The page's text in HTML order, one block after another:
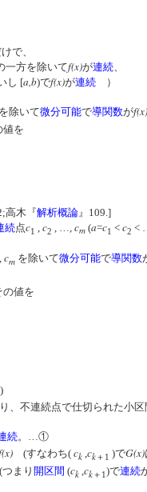
で、
一方を除いてf(x)が連続
し [a,b)でf(x)が連続 ）
除いて微分可能で導関数がf(x)
値を
高木『解析概論 』109.]
続点c1 c2 cm (a=c1 < c2 <
cm を除いて微分可能で導関数
の値を
、不連続点で仕切られた小区
続。…①
(すなわち( ck ,ck＋1 )でG(x)
(つまり 開区間 (ck ck＋1)で連続